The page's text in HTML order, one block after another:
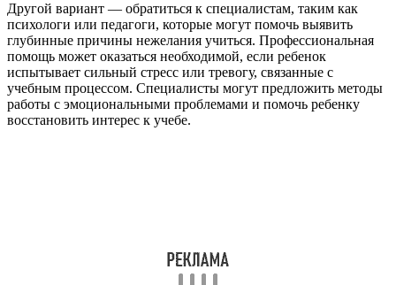
Другой вариант — обратиться к специалистам, таким как
психологи или педагоги, которые могут помочь выявить
глубинные причины нежелания учиться. Профессиональная
помощь может оказаться необходимой, если ребенок
испытывает сильный стресс или тревогу, связанные с
учебным процессом. Специалисты могут предложить методы
работы с эмоциональными проблемами и помочь ребенку
восстановить интерес к учебе.